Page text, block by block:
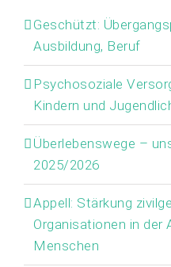
Geschützt:
Ausbildung, Beruf
Psychosoziale
Kindern und
Überlebenswege –
2025/2026
Appell: Stärkung
Organisationen in
Menschen